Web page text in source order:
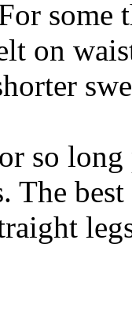
some
on
so
The